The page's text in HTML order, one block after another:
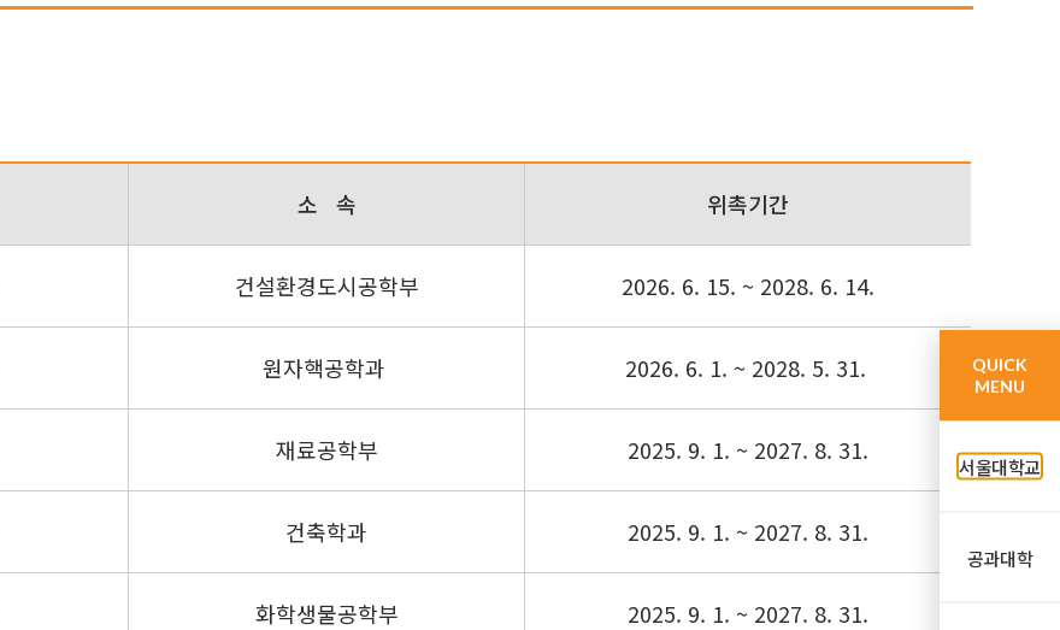
소 속 위촉기간
건설환경도시공학부 2026. 6. 15. ~ 2028. 6. 14.
원자핵공학과 2026. 6. 1. ~ 2028. 5. 31.
재료공학부 2025. 9. 1. ~ 2027. 8. 31.
건축학과 2025. 9. 1. ~ 2027. 8. 31.
화학생물공학부 2025. 9. 1. ~ 2027. 8. 31.
QUICK
MENU
서울대학교
공과대학